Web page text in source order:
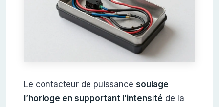
Le contacteur de puissance soulage
l’horloge en supportant l’intensité de la